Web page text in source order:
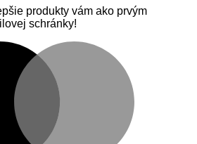
produkty vám ako prvým
schránky!